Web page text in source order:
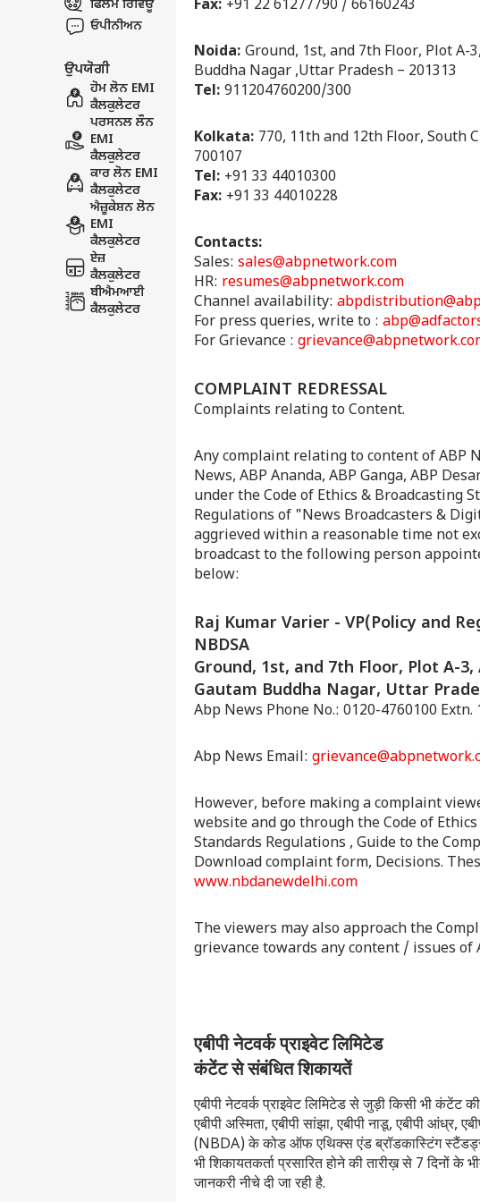
ਫਿਲਮ ਰਿਵਿਊ
ਓਪੀਨੀਅਨ
ਉਪਯੋਗੀ
ਹੋਮ ਲੋਨ EMI
ਕੈਲਕੁਲੇਟਰ
ਪਰਸਨਲ ਲੌਨ
EMI
ਕੈਲਕੁਲੇਟਰ
ਕਾਰ ਲੋਨ EMI
ਕੈਲਕੁਲੇਟਰ
ਐਜ਼ੂਕੇਸ਼ਨ ਲੋਨ
EMI
ਕੈਲਕੁਲੇਟਰ
ਏਜ਼
ਕੈਲਕੁਲੇਟਰ
ਬੀਐਮਆਈ
ਕੈਲਕੁਲੇਟਰ
Fax: +91 22 61277790 / 66160243
Noida: Ground, 1st, and 7th Floor, Plot A-
Buddha Nagar ,Uttar Pradesh – 201313
Tel: 911204760200/300
Kolkata: 770, 11th and 12th Floor, South
700107
Tel: +91 33 44010300
Fax: +91 33 44010228
Contacts:
Sales: sales@abpnetwork.com
HR: resumes@abpnetwork.com
Channel availability:
For press queries, write to :
For Grievance :
COMPLAINT REDRESSAL
Complaints relating to Content.
Any complaint relating to content of ABP
News, ABP Ananda, ABP Ganga, ABP
under the Code of Ethics & Broadcasting
Regulations of "News Broadcasters &
aggrieved within a reasonable time not
broadcast to the following person
below:
Raj Kumar Varier - VP(Policy and
NBDSA
Ground, 1st, and 7th Floor, Plot A-3,
Gautam Buddha Nagar, Uttar
Abp News Phone No.: 0120-4760100 Extn.
Abp News Email:
However, before making a complaint
website and go through the Code of
Standards Regulations , Guide to the
Download complaint form, Decisions.
www.nbdanewdelhi.com
The viewers may also approach the
grievance towards any content / issues
एबीपी नेटवर्क प्राइवेट लिमिटेड
कंटेंट से संबंधित शिकायतें
एबीपी नेटवर्क प्राइवेट लिमिटेड से जुड़ी किसी भी कंटेंट की
एबीपी अस्मिता, एबीपी सांझा, एबीपी नाडू, एबीपी
(NBDA) के कोड ऑफ एथिक्स एंड ब्रॉडकास्टिंग
भी शिकायतकर्ता प्रसारित होने की तारीख़ से 7 दिनों के
जानकरी नीचे दी जा रही है.